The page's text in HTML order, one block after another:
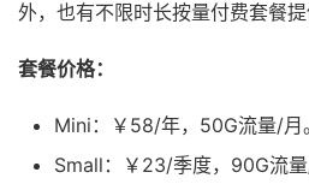
外，也有不限时长按量付费套餐提
套餐价格：
Mini：￥58/年，50G流量/月。
Small：￥23/季度，90G流量/